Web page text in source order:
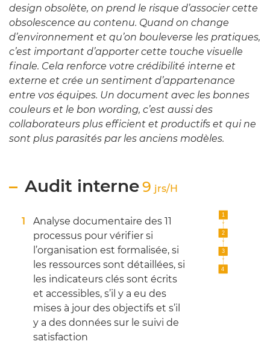
design obsolète, on prend le risque d’associer cette
obsolescence au contenu. Quand on change
d’environnement et qu’on bouleverse les pratiques,
c’est important d’apporter cette touche visuelle
finale. Cela renforce votre crédibilité interne et
externe et crée un sentiment d’appartenance
entre vos équipes. Un document avec les bonnes
couleurs et le bon wording, c’est aussi des
collaborateurs plus efficient et productifs et qui ne
sont plus parasités par les anciens modèles.
Audit interne9 jrs/H
Analyse documentaire des 11
processus pour vérifier si
l’organisation est formalisée, si
les ressources sont détaillées, si
les indicateurs clés sont écrits
et accessibles, s’il y a eu des
mises à jour des objectifs et s’il
y a des données sur le suivi de
satisfaction